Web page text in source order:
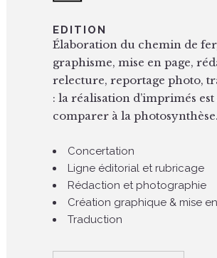
EDITION
Élaboration du chemin de
graphisme, mise en page,
relecture, reportage photo,
: la réalisation d’imprimés est
comparer à la photosynthèse.
Concertation
Ligne éditorial et rubricage
Rédaction et photographie
Création graphique & mise
Traduction